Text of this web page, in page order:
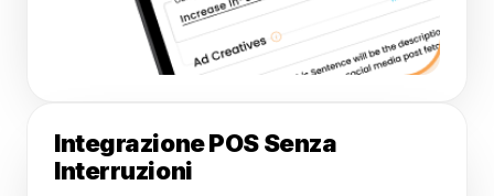
Integrazione POS Senza
Interruzioni